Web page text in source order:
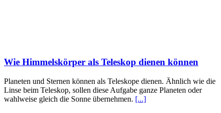
Wie Himmelskörper als Teleskop dienen können
Planeten und Sternen können als Teleskope dienen. Ähnlich wie die
Linse beim Teleskop, sollen diese Aufgabe ganze Planeten oder
wahlweise gleich die Sonne übernehmen. [...]